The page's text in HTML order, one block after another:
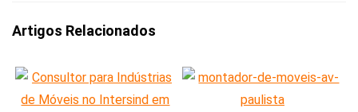
Artigos Relacionados